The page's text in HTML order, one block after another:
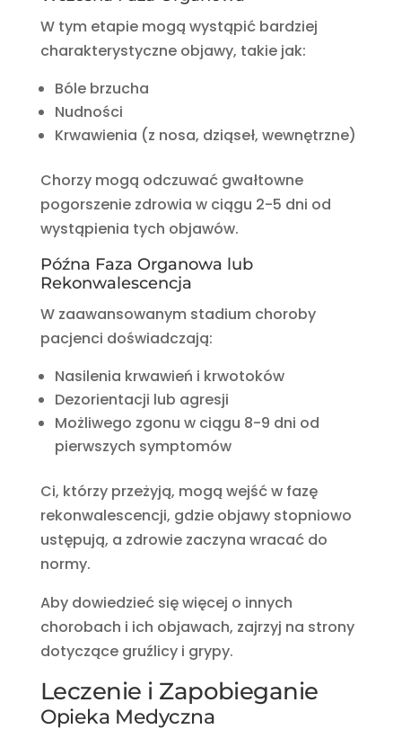
W tym etapie mogą wystąpić bardziej
charakterystyczne objawy, takie jak:
Bóle brzucha
Nudności
Krwawienia (z nosa, dziąseł, wewnętrzne)
Chorzy mogą odczuwać gwałtowne
pogorszenie zdrowia w ciągu 2-5 dni od
wystąpienia tych objawów.
Późna Faza Organowa lub
Rekonwalescencja
W zaawansowanym stadium choroby
pacjenci doświadczają:
Nasilenia krwawień i krwotoków
Dezorientacji lub agresji
Możliwego zgonu w ciągu 8-9 dni od
pierwszych symptomów
Ci, którzy przeżyją, mogą wejść w fazę
rekonwalescencji, gdzie objawy stopniowo
ustępują, a zdrowie zaczyna wracać do
normy.
Aby dowiedzieć się więcej o innych
chorobach i ich objawach, zajrzyj na strony
dotyczące gruźlicy i grypy.
Leczenie i Zapobieganie
Opieka Medyczna